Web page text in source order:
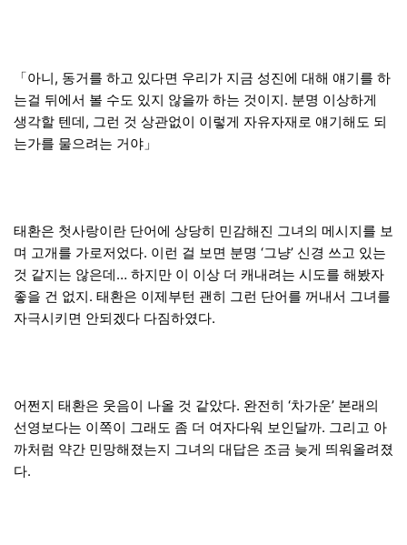
「아니, 동거를 하고 있다면 우리가 지금 성진에 대해 얘기를 하
는걸 뒤에서 볼 수도 있지 않을까 하는 것이지. 분명 이상하게
생각할 텐데, 그런 것 상관없이 이렇게 자유자재로 얘기해도 되
는가를 물으려는 거야」
태환은 첫사랑이란 단어에 상당히 민감해진 그녀의 메시지를 보
며 고개를 가로저었다. 이런 걸 보면 분명 ‘그냥’ 신경 쓰고 있는
것 같지는 않은데… 하지만 이 이상 더 캐내려는 시도를 해봤자
좋을 건 없지. 태환은 이제부턴 괜히 그런 단어를 꺼내서 그녀를
자극시키면 안되겠다 다짐하였다.
어쩐지 태환은 웃음이 나올 것 같았다. 완전히 ‘차가운’ 본래의
선영보다는 이쪽이 그래도 좀 더 여자다워 보인달까. 그리고 아
까처럼 약간 민망해졌는지 그녀의 대답은 조금 늦게 띄워올려졌
다.